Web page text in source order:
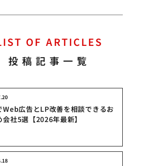
OF ARTICLES
投稿記事一覧
Web広告とLP改善を相談できるお
会社5選【2026年最新】